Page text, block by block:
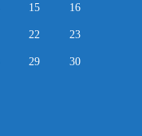
15 16
22 23
29 30